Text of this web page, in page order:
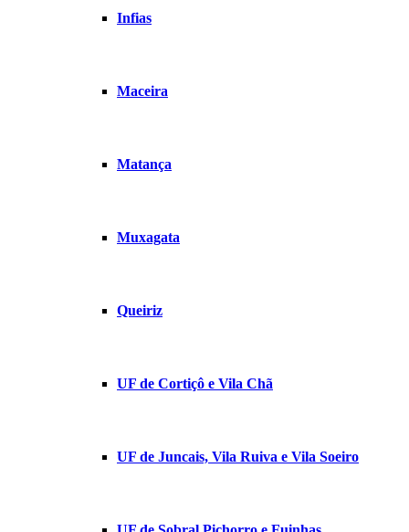
Infias
Maceira
Matança
Muxagata
Queiriz
UF de Cortiçô e Vila Chã
UF de Juncais, Vila Ruiva e Vila Soeiro